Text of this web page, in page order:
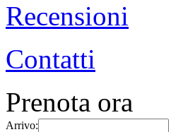
Recensioni
Contatti
Prenota ora
Arrivo: